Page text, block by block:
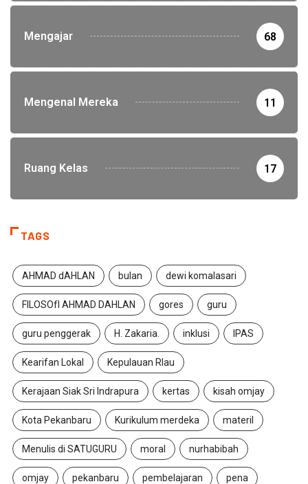
Mengajar 68
Mengenal Mereka 11
Ruang Kelas 17
TAGS
AHMAD dAHLAN bulan dewi komalasari
FILOSOfI AHMAD DAHLAN gores guru
guru penggerak H. Zakaria. inklusi IPAS
Kearifan Lokal Kepulauan RIau
Kerajaan Siak Sri Indrapura kertas kisah omjay
Kota Pekanbaru Kurikulum merdeka materil
Menulis di SATUGURU moral nurhabibah
omjay pekanbaru pembelajaran pena